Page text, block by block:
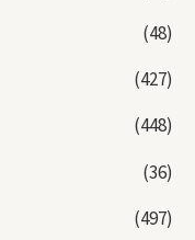
(48)
(427)
(448)
(36)
(497)